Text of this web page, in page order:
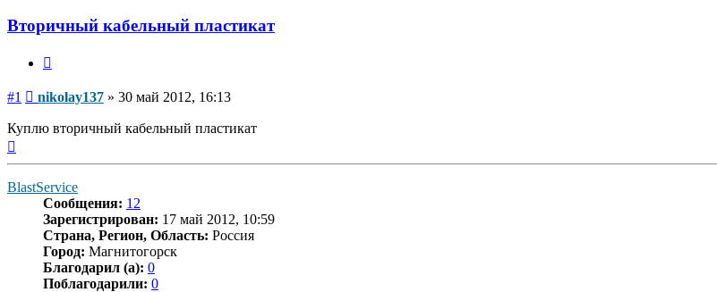
Вторичный кабельный пластикат
#1 Сообщение
nikolay137 » 30 май 2012, 16:13
Куплю вторичный кабельный пластикат
BlastService
Сообщения: 12
Зарегистрирован: 17 май 2012, 10:59
Страна, Регион, Область: Россия
Город: Магнитогорск
Благодарил (а): 0
Поблагодарили: 0